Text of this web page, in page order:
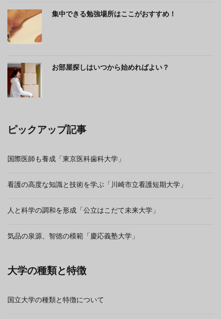
集中できる勉強場所はここがおすすめ！
お部屋探しはいつから始めればよい？
ピックアップ記事
国際医師も養成「東京医科歯科大学」
看護の高度な知識と技術を学ぶ「川崎市立看護短期大学」
人と科学の調和を形成「公立はこだて未来大学」
気品の泉源、智徳の模範「慶応義塾大学」
大学の種類と特徴
国立大学の種類と特徴について